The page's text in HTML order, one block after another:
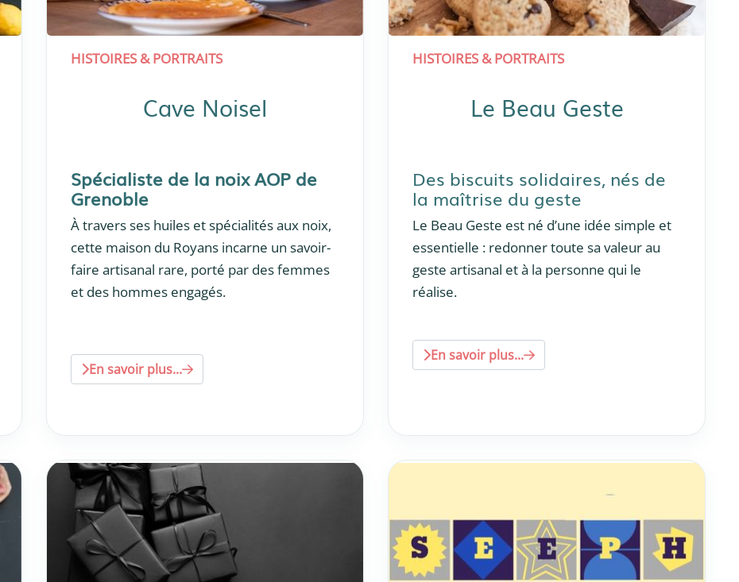
HISTOIRES & PORTRAITS
Cave Noisel
Spécialiste de la noix AOP de
Grenoble
À travers ses huiles et spécialités aux noix,
cette maison du Royans incarne un savoir-
faire artisanal rare, porté par des femmes
et des hommes engagés.
En savoir plus...
HISTOIRES & PORTRAITS
Le Beau Geste
Des biscuits solidaires, nés de
la maîtrise du geste
Le Beau Geste est né d’une idée simple et
essentielle : redonner toute sa valeur au
geste artisanal et à la personne qui le
réalise.
En savoir plus...